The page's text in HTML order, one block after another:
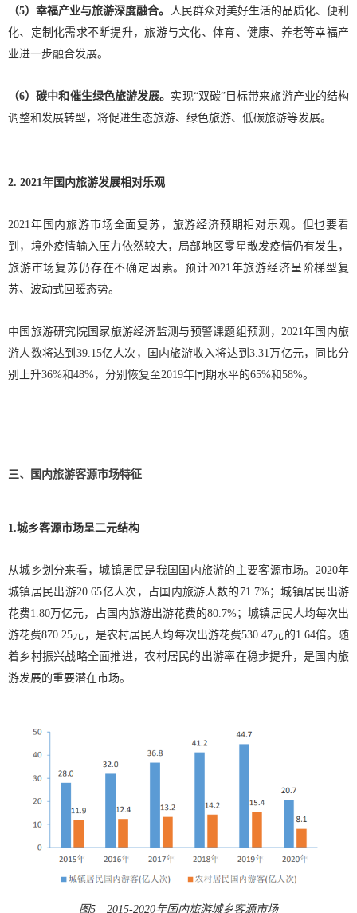
（5）幸福产业与旅游深度融合。
人民群众对美好生活的品质化、便利
化、定制化需求不断提升，旅游与文化、体育、健康、养老等幸福产
业进一步融合发展。
（6）碳中和催生绿色旅游发展。 实现“双碳”目标带来旅游产业的结构
调整和发展转型，将促进生态旅游、绿色旅游、低碳旅游等发展。
2. 2021年国内旅游发展相对乐观
2021年国内旅游市场全面复苏，旅游经济预期相对乐观。但也要看
到，境外疫情输入压力依然较大，局部地区零星散发疫情仍有发生，
旅游市场复苏仍存在不确定因素。预计2021年旅游经济呈阶梯型复
苏、波动式回暖态势。
中国旅游研究院国家旅游经济监测与预警课题组预测，2021年国内旅
游人数将达到39.15亿人次，国内旅游收入将达到3.31万亿元，同比分
别上升36%和48%，分别恢复至2019年同期水平的65%和58%。
三、国内旅游客源市场特征
1.城乡客源市场呈二元结构
从城乡划分来看，城镇居民是我国国内旅游的主要客源市场。2020年
城镇居民出游20.65亿人次，占国内旅游人数的71.7%；城镇居民出游
花费1.80万亿元，占国内旅游出游花费的80.7%；城镇居民人均每次出
游花费870.25元，是农村居民人均每次出游花费530.47元的1.64倍。随
着乡村振兴战略全面推进，农村居民的出游率在稳步提升，是国内旅
游发展的重要潜在市场。
图5 2015-2020年国内旅游城乡客源市场